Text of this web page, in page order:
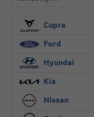
Cupra
Ford
Hyundai
Kia
Nissan